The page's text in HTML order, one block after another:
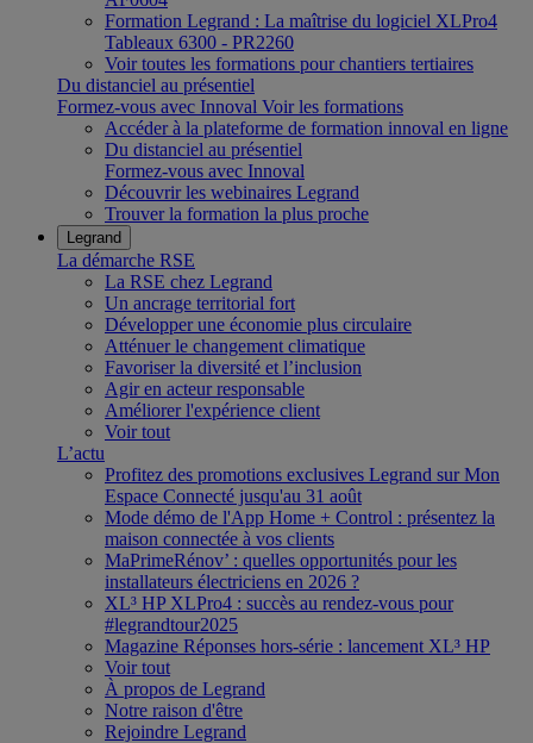
Formation Legrand : La maîtrise du logiciel XLPro4
Tableaux 6300 - PR2260
Voir toutes les formations pour chantiers tertiaires
Du distanciel au présentiel
Formez-vous avec Innoval Voir les formations
Accéder à la plateforme de formation innoval en ligne
Du distanciel au présentiel
Formez-vous avec Innoval
Découvrir les webinaires Legrand
Trouver la formation la plus proche
Legrand
La démarche RSE
La RSE chez Legrand
Un ancrage territorial fort
Développer une économie plus circulaire
Atténuer le changement climatique
Favoriser la diversité et l’inclusion
Agir en acteur responsable
Améliorer l'expérience client
Voir tout
L’actu
Profitez des promotions exclusives Legrand sur Mon
Espace Connecté jusqu'au 31 août
Mode démo de l'App Home + Control : présentez la
maison connectée à vos clients
MaPrimeRénov’ : quelles opportunités pour les
installateurs électriciens en 2026 ?
XL³ HP XLPro4 : succès au rendez-vous pour
#legrandtour2025
Magazine Réponses hors-série : lancement XL³ HP
Voir tout
À propos de Legrand
Notre raison d'être
Rejoindre Legrand